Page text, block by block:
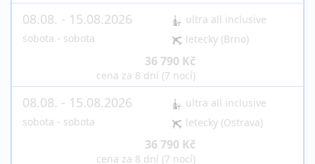
08.08. - 15.08.2026
sobota - sobota
ultra all inclusive
letecky (Brno)
36 790 Kč
cena za 8 dní (7 nocí)
08.08. - 15.08.2026
sobota - sobota
ultra all inclusive
letecky (Ostrava)
36 790 Kč
cena za 8 dní (7 nocí)